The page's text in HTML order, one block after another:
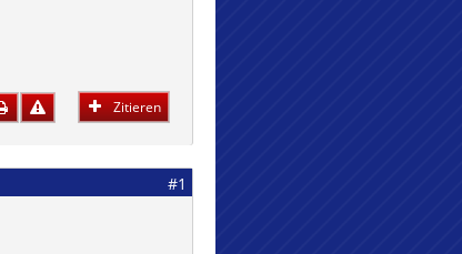
Zitieren
#1